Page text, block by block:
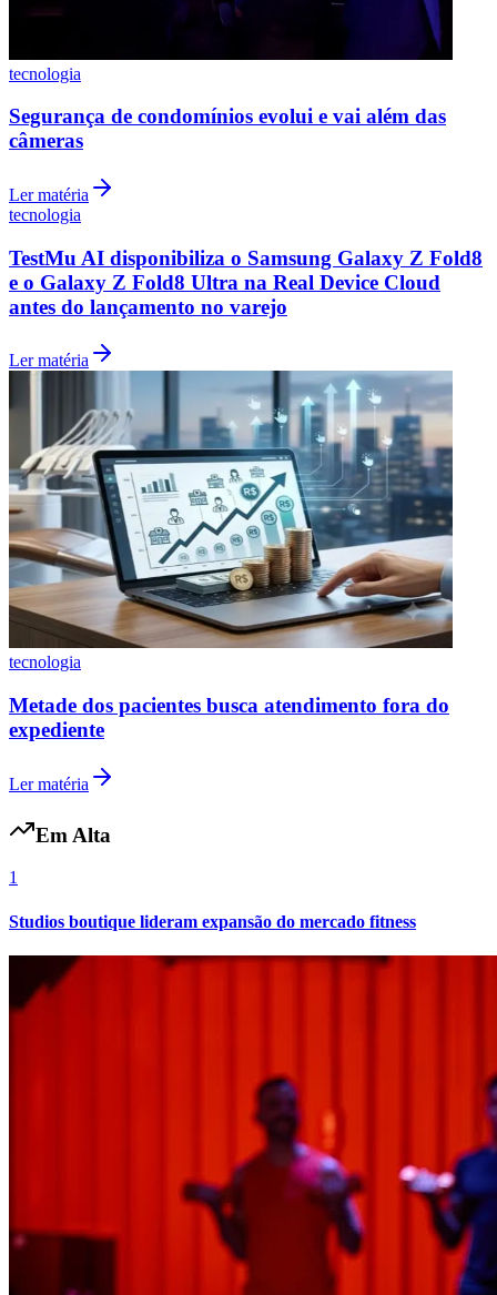
Internacional
Atlético-MG
tecnologia
Segurança de condomínios evolui e vai além das
câmeras
Ler matéria
tecnologia
TestMu AI disponibiliza o Samsung Galaxy Z Fold8
e o Galaxy Z Fold8 Ultra na Real Device Cloud
antes do lançamento no varejo
Ler matéria
tecnologia
Metade dos pacientes busca atendimento fora do
expediente
Ler matéria
Em Alta
1
Studios boutique lideram expansão do mercado fitness